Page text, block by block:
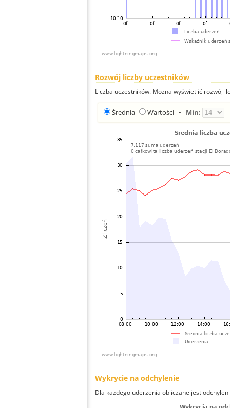
Rozwój liczby uczestników
Liczba uczestników. Można wyświetlić rozwój
Średnia Wartości • Min:
Wykrycie na odchylenie
Dla każdego uderzenia obliczane jest